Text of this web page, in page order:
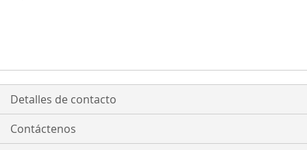
DE
DESEOS
Detalles de contacto
Contáctenos